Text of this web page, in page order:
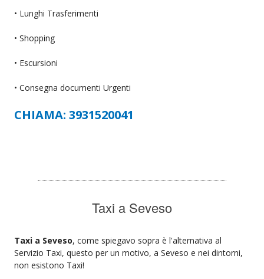
• Lunghi Trasferimenti
• Shopping
• Escursioni
• Consegna documenti Urgenti
CHIAMA: 3931520041
Taxi a Seveso
Taxi a Seveso, come spiegavo sopra è l'alternativa al
Servizio Taxi, questo per un motivo, a Seveso e nei dintorni,
non esistono Taxi!